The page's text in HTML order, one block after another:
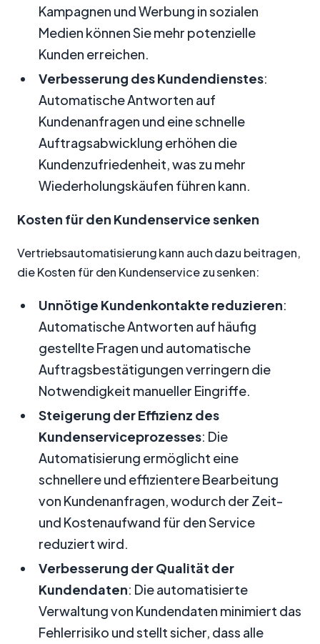
Kampagnen und Werbung in sozialen
Medien können Sie mehr potenzielle
Kunden erreichen.
Verbesserung des Kundendienstes:
Automatische Antworten auf
Kundenanfragen und eine schnelle
Auftragsabwicklung erhöhen die
Kundenzufriedenheit, was zu mehr
Wiederholungskäufen führen kann.
Kosten für den Kundenservice senken
Vertriebsautomatisierung kann auch dazu beitragen,
die Kosten für den Kundenservice zu senken:
Unnötige Kundenkontakte reduzieren:
Automatische Antworten auf häufig
gestellte Fragen und automatische
Auftragsbestätigungen verringern die
Notwendigkeit manueller Eingriffe.
Steigerung der Effizienz des
Kundenserviceprozesses: Die
Automatisierung ermöglicht eine
schnellere und effizientere Bearbeitung
von Kundenanfragen, wodurch der Zeit-
und Kostenaufwand für den Service
reduziert wird.
Verbesserung der Qualität der
Kundendaten: Die automatisierte
Verwaltung von Kundendaten minimiert das
Fehlerrisiko und stellt sicher, dass alle